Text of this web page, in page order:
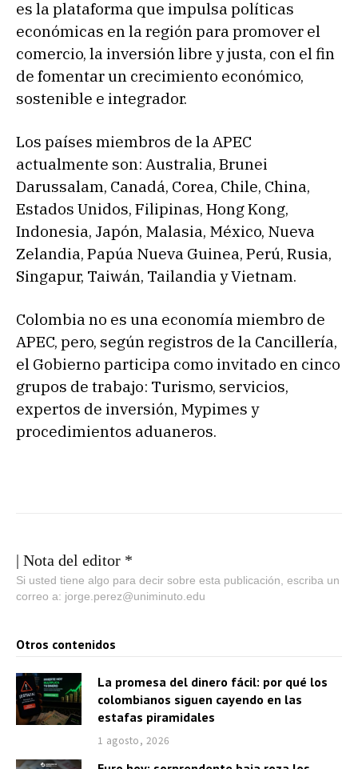
es la plataforma que impulsa políticas
económicas en la región para promover el
comercio, la inversión libre y justa, con el fin
de fomentar un crecimiento económico,
sostenible e integrador.
Los países miembros de la APEC
actualmente son: Australia, Brunei
Darussalam, Canadá, Corea, Chile, China,
Estados Unidos, Filipinas, Hong Kong,
Indonesia, Japón, Malasia, México, Nueva
Zelandia, Papúa Nueva Guinea, Perú, Rusia,
Singapur, Taiwán, Tailandia y Vietnam.
Colombia no es una economía miembro de
APEC, pero, según registros de la Cancillería,
el Gobierno participa como invitado en cinco
grupos de trabajo: Turismo, servicios,
expertos de inversión, Mypimes y
procedimientos aduaneros.
| Nota del editor *
Si usted tiene algo para decir sobre esta publicación, escriba un
correo a: jorge.perez@uniminuto.edu
Otros contenidos
La promesa del dinero fácil: por qué los
colombianos siguen cayendo en las
estafas piramidales
1 agosto, 2026